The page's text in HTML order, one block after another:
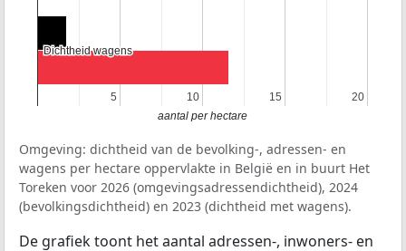
5
5 10
10 15
15 20
20
Dichtheid wagens
Dichtheid wagens
aantal per hectare
Omgeving: dichtheid van de bevolking-, adressen- en
wagens per hectare oppervlakte in België en in buurt Het
Toreken voor 2026 (omgevingsadressendichtheid), 2024
(bevolkingsdichtheid) en 2023 (dichtheid met wagens).
De grafiek toont het aantal adressen-, inwoners- en